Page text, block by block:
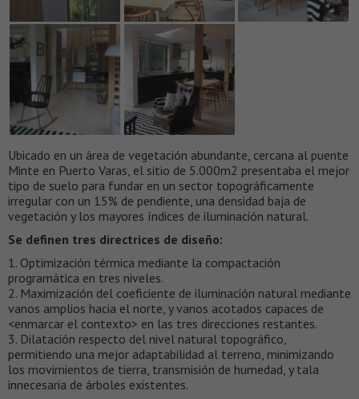
Ubicado en un área de vegetación abundante, cercana al puente
Minte en Puerto Varas, el sitio de 5.000m2 presentaba el mejor
tipo de suelo para fundar en un sector topográficamente
irregular con un 15% de pendiente, una densidad baja de
vegetación y los mayores índices de iluminación natural.
Se definen tres directrices de diseño:
1. Optimización térmica mediante la compactación
programática en tres niveles.
2. Maximización del coeficiente de iluminación natural mediante
vanos amplios hacia el norte, y vanos acotados capaces de
<enmarcar el contexto> en las tres direcciones restantes.
3. Dilatación respecto del nivel natural topográfico,
permitiendo una mejor adaptabilidad al terreno, minimizando
los movimientos de tierra, transmisión de humedad, y tala
innecesaria de árboles existentes.